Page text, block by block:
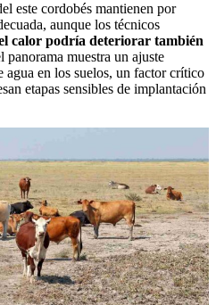
este cordobés mantienen por
aunque los técnicos
calor podría deteriorar también
panorama muestra un ajuste
en los suelos, un factor crítico
etapas sensibles de implantación